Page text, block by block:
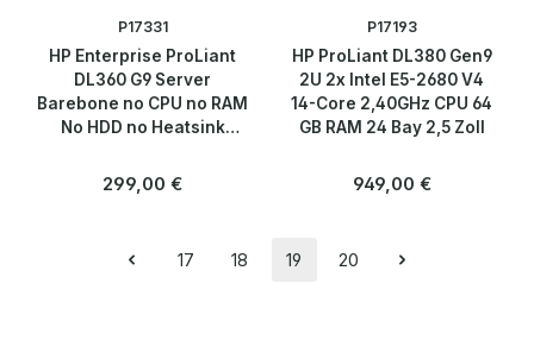
P17331
HP Enterprise ProLiant
DL360 G9 Server
Barebone no CPU no RAM
No HDD no Heatsink
SFF 2.5"
Regulärer Preis:
299,00 €
P17193
HP ProLiant DL380 Gen9
2U 2x Intel E5-2680 V4
14-Core 2,40GHz CPU 64
GB RAM 24 Bay 2,5 Zoll
Regulärer Preis:
949,00 €
Seite
17
Seite
18
Seite
19
Seite
20